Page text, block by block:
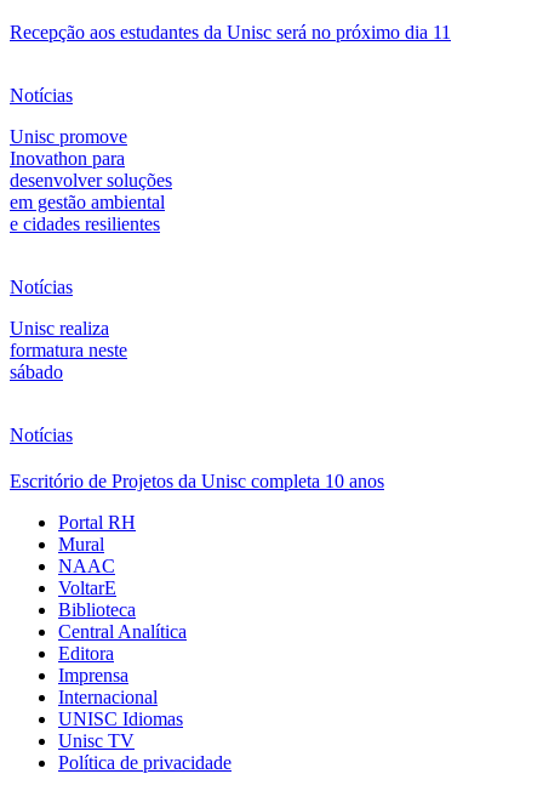
Recepção aos estudantes da Unisc será no próximo dia 11
Notícias
Unisc promove
Inovathon para
desenvolver soluções
em gestão ambiental
e cidades resilientes
Notícias
Unisc realiza
formatura neste
sábado
Notícias
Escritório de Projetos da Unisc completa 10 anos
Portal RH
Mural
NAAC
VoltarE
Biblioteca
Central Analítica
Editora
Imprensa
Internacional
UNISC Idiomas
Unisc TV
Política de privacidade